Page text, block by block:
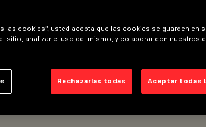
las cookies”, usted acepta que las cookies se guarden en
sitio, analizar el uso del mismo, y colaborar con nuestros
Rechazarlas todas Aceptar todas